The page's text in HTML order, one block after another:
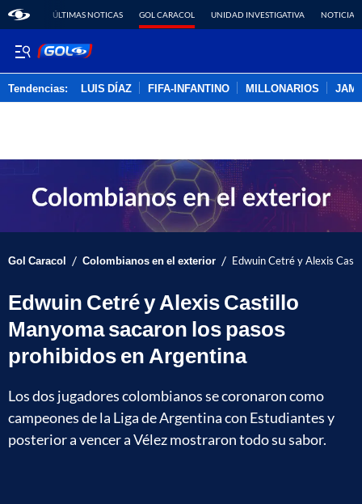
ÚLTIMAS NOTICAS GOL CARACOL UNIDAD INVESTIGATIVA NOTICIAS
Tendencias: LUIS DÍAZ FIFA-INFANTINO MILLONARIOS
Gol Caracol / Colombianos en el exterior / Edwuin Cetré y Alexis
Edwuin Cetré y Alexis Castillo
Manyoma sacaron los pasos
prohibidos en Argentina
Los dos jugadores colombianos se coronaron como
campeones de la Liga de Argentina con Estudiantes y
posterior a vencer a Vélez mostraron todo su sabor.